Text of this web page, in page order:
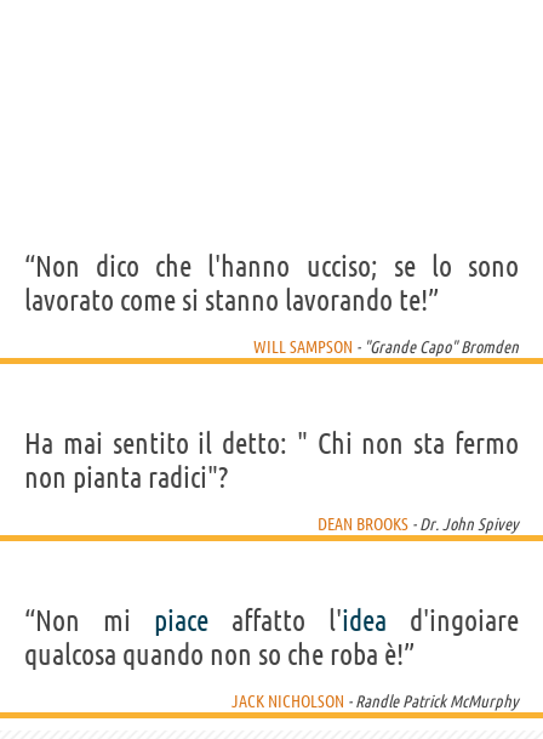
“Non dico che l'hanno ucciso; se lo sono
lavorato come si stanno lavorando te!”
WILL SAMPSON - "Grande Capo" Bromden
Ha mai sentito il detto: " Chi non sta fermo
non pianta radici"?
DEAN BROOKS - Dr. John Spivey
“Non mi piace affatto l'idea d'ingoiare
qualcosa quando non so che roba è!”
JACK NICHOLSON - Randle Patrick McMurphy